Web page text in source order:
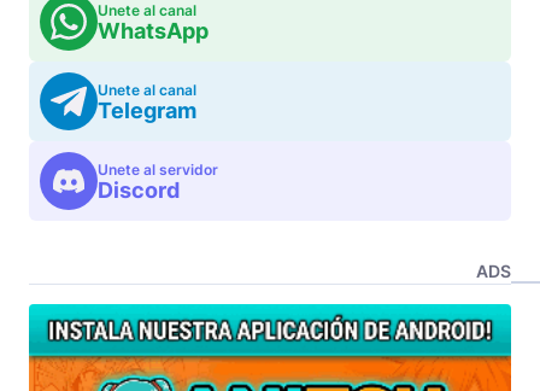
Unete al canal
WhatsApp
Unete al canal
Telegram
Unete al servidor
Discord
ADS